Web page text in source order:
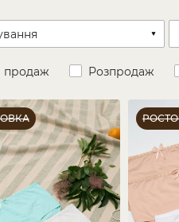
продаж Розпродаж